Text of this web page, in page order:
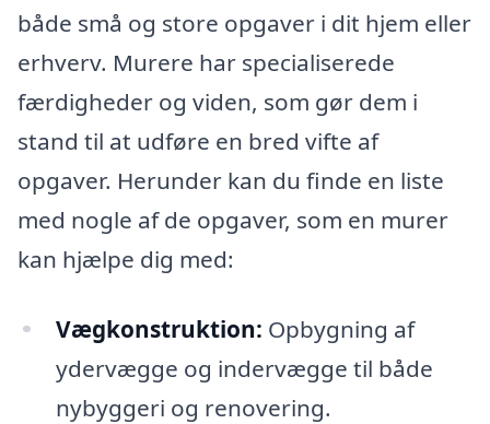
både små og store opgaver i dit hjem eller
erhverv. Murere har specialiserede
færdigheder og viden, som gør dem i
stand til at udføre en bred vifte af
opgaver. Herunder kan du finde en liste
med nogle af de opgaver, som en murer
kan hjælpe dig med:
Vægkonstruktion: Opbygning af
ydervægge og indervægge til både
nybyggeri og renovering.